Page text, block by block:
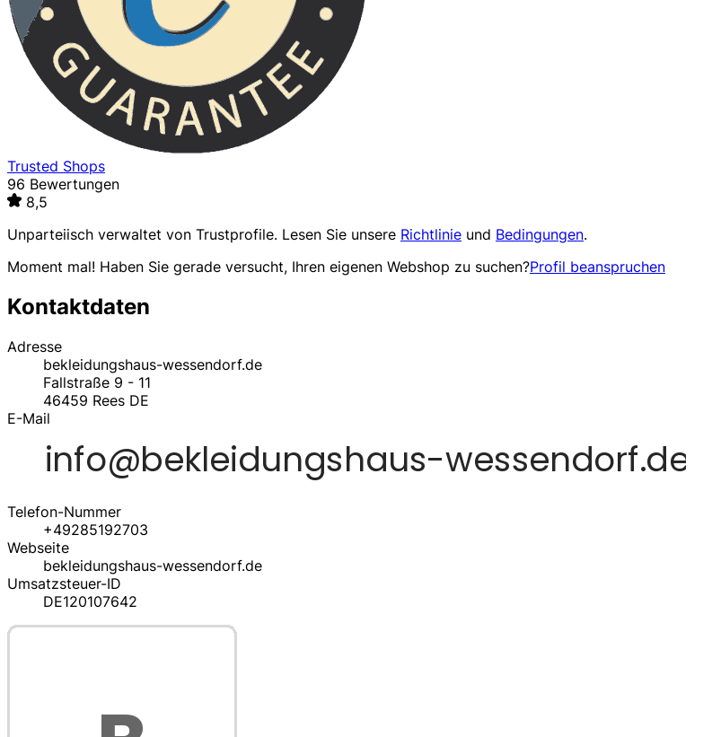
Trusted Shops
96 Bewertungen
8,5
Unparteiisch verwaltet von Trustprofile. Lesen Sie unsere Richtlinie und Bedingungen.
Moment mal! Haben Sie gerade versucht, Ihren eigenen Webshop zu suchen?Profil beanspruchen
Kontaktdaten
Adresse
bekleidungshaus-wessendorf.de
Fallstraße 9 - 11
46459 Rees DE
E-Mail
Telefon-Nummer
+49285192703
Webseite
bekleidungshaus-wessendorf.de
Umsatzsteuer-ID
DE120107642